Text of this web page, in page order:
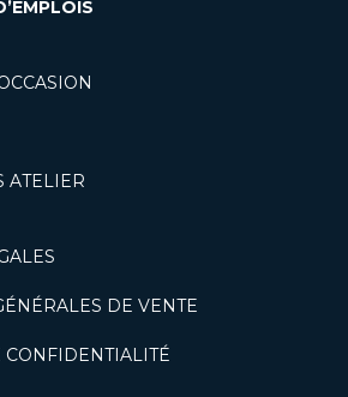
ATELIER
DE VENTE
CONFIDENTIALITÉ